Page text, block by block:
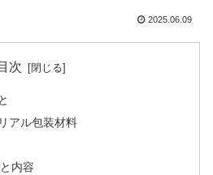
2025.06.09
次
アル包装材料
内容